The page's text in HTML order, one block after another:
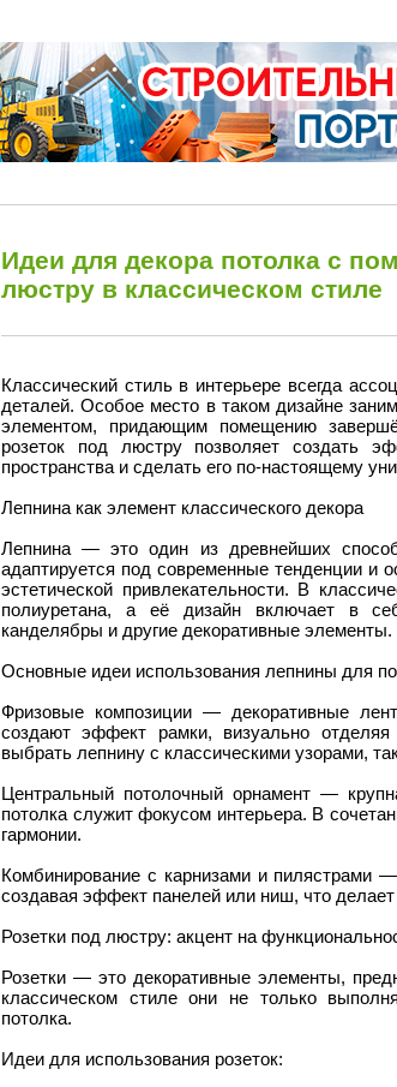
Идеи для декора потолка с
люстру в классическом стиле
Классический стиль в интерьере всегда
деталей. Особое место в таком дизайне
элементом, придающим помещению
розеток под люстру позволяет создать
пространства и сделать его по-настоящему
Лепнина как элемент классического декора
Лепнина — это один из древнейших
адаптируется под современные тенденции и
эстетической привлекательности. В
полиуретана, а её дизайн включает в
канделябры и другие декоративные элементы.
Основные идеи использования лепнины для
Фризовые композиции — декоративные
создают эффект рамки, визуально
выбрать лепнину с классическими узорами,
Центральный потолочный орнамент —
потолка служит фокусом интерьера. В
гармонии.
Комбинирование с карнизами и пилястрами
создавая эффект панелей или ниш, что
Розетки под люстру: акцент на
Розетки — это декоративные элементы,
классическом стиле они не только
потолка.
Идеи для использования розеток: